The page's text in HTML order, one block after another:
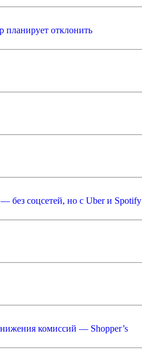
планирует отклонить
без соцсетей, но с Uber и Spotify
комиссий — Shopper’s